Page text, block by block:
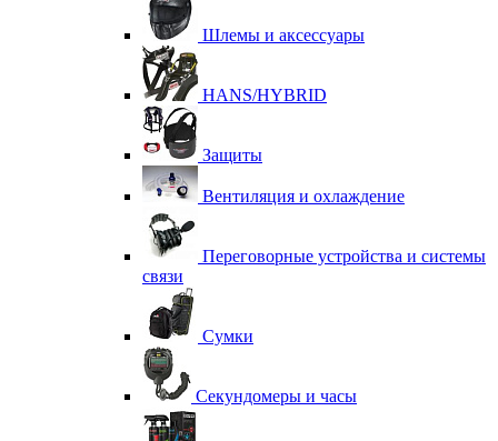
Шлемы и аксессуары
HANS/HYBRID
Защиты
Вентиляция и охлаждение
Переговорные устройства и системы
связи
Сумки
Секундомеры и часы